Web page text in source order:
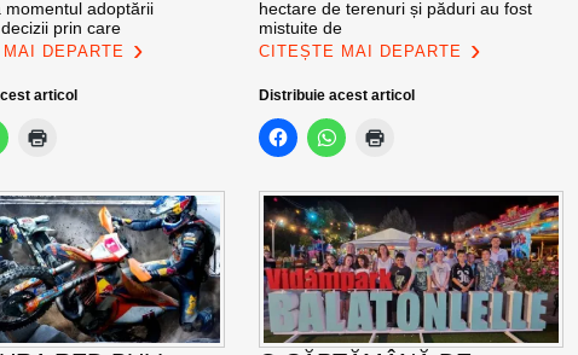
momentul adoptării
prin care
DEPARTE
articol
hectare de terenuri și păduri au fost
mistuite de
CITEȘTE MAI DEPARTE
Distribuie acest articol